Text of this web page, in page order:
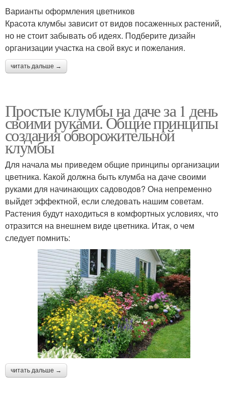
Варианты оформления цветников
Красота клумбы зависит от видов посаженных растений,
но не стоит забывать об идеях. Подберите дизайн
организации участка на свой вкус и пожелания.
читать дальше →
Простые клумбы на даче за 1 день
своими руками. Общие принципы
создания обворожительной
клумбы
Для начала мы приведем общие принципы организации
цветника. Какой должна быть клумба на даче своими
руками для начинающих садоводов? Она непременно
выйдет эффектной, если следовать нашим советам.
Растения будут находиться в комфортных условиях, что
отразится на внешнем виде цветника. Итак, о чем
следует помнить:
читать дальше →